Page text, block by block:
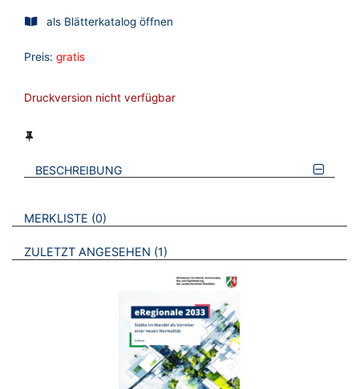
als Blätterkatalog öffnen
Preis: gratis
Druckversion nicht verfügbar
BESCHREIBUNG
VERWEISE AUF VERMERKTE- ODER ZULETZT ANGESEHENE
MERKLISTE 0 BROSCHÜREN
ZULETZT ANGESEHEN 1 BROSCHÜREN